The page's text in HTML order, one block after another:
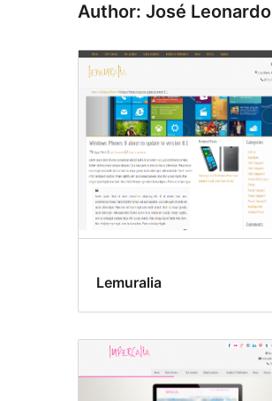
Author: José Leonardo
Lemuralia